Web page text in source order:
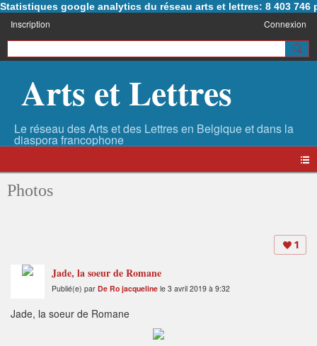
Statistiques google analytics du réseau arts et lettres: 8 403 746
Inscription Connexion
Arts et Lettres
Photos
1
Jade, la soeur de Romane
Publié(e) par De Ro jacqueline le 3 avril 2019 à 9:32
Jade, la soeur de Romane